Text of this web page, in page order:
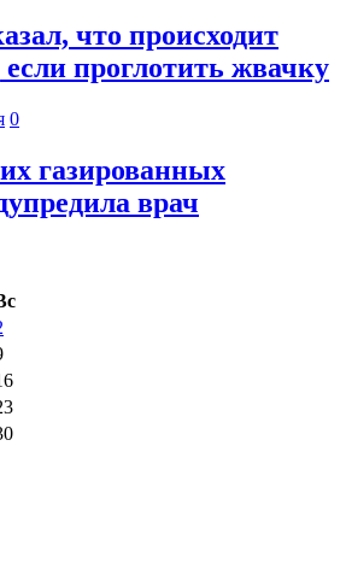
что происходит
проглотить жвачку
0
газированных
врач